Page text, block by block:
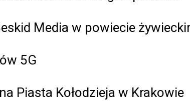
Media w powiecie
5G
Piasta Kołodzieja w Krakowie